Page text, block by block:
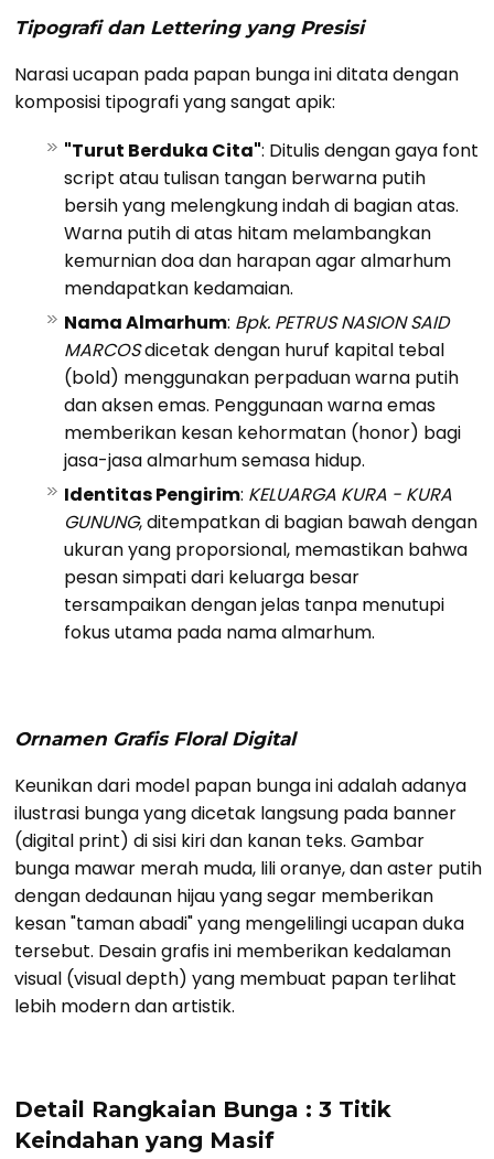
Tipografi dan Lettering yang Presisi
Narasi ucapan pada papan bunga ini ditata dengan
komposisi tipografi yang sangat apik:
"Turut Berduka Cita": Ditulis dengan gaya font
script atau tulisan tangan berwarna putih
bersih yang melengkung indah di bagian atas.
Warna putih di atas hitam melambangkan
kemurnian doa dan harapan agar almarhum
mendapatkan kedamaian.
Nama Almarhum: Bpk. PETRUS NASION SAID
MARCOSdicetak dengan huruf kapital tebal
(bold) menggunakan perpaduan warna putih
dan aksen emas. Penggunaan warna emas
memberikan kesan kehormatan (honor) bagi
jasa-jasa almarhum semasa hidup.
Identitas Pengirim: KELUARGA KURA - KURA
GUNUNG, ditempatkan di bagian bawah dengan
ukuran yang proporsional, memastikan bahwa
pesan simpati dari keluarga besar
tersampaikan dengan jelas tanpa menutupi
fokus utama pada nama almarhum.
Ornamen Grafis Floral Digital
Keunikan dari model papan bunga ini adalah adanya
ilustrasi bunga yang dicetak langsung pada banner
(digital print) di sisi kiri dan kanan teks. Gambar
bunga mawar merah muda, lili oranye, dan aster putih
dengan dedaunan hijau yang segar memberikan
kesan "taman abadi" yang mengelilingi ucapan duka
tersebut. Desain grafis ini memberikan kedalaman
visual (visual depth) yang membuat papan terlihat
lebih modern dan artistik.
Detail Rangkaian Bunga : 3 Titik
Keindahan yang Masif